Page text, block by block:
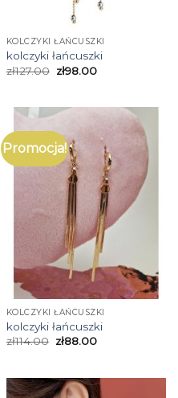
KOLCZYKI ŁAŃCUSZKI
kolczyki łańcuszki
zł127.00 zł98.00
Promocja!
KOLCZYKI ŁAŃCUSZKI
kolczyki łańcuszki
zł114.00 zł88.00